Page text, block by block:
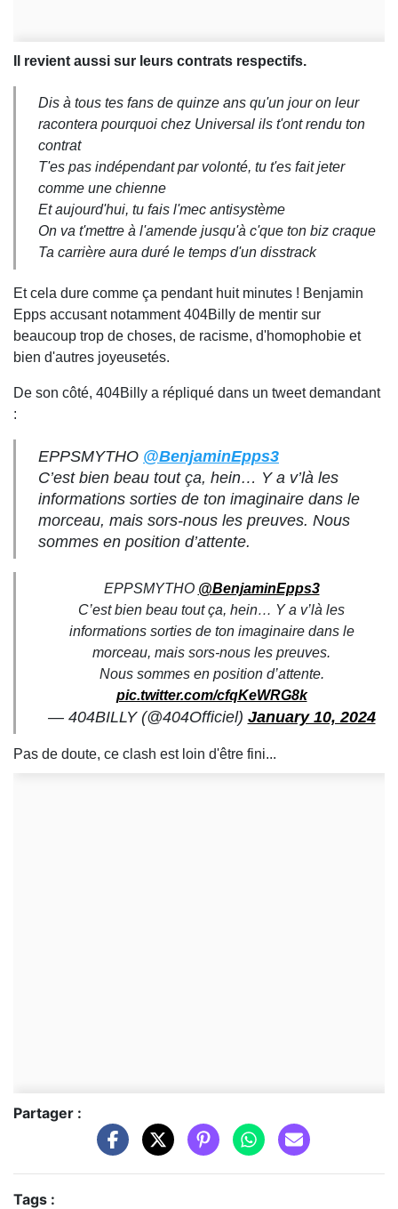
Il revient aussi sur leurs contrats respectifs.
Dis à tous tes fans de quinze ans qu'un jour on leur
racontera pourquoi chez Universal ils t'ont rendu ton
contrat
T'es pas indépendant par volonté, tu t'es fait jeter
comme une chienne
Et aujourd'hui, tu fais l'mec antisystème
On va t'mettre à l'amende jusqu'à c'que ton biz craque
Ta carrière aura duré le temps d'un disstrack
Et cela dure comme ça pendant huit minutes ! Benjamin
Epps accusant notamment 404Billy de mentir sur
beaucoup trop de choses, de racisme, d'homophobie et
bien d'autres joyeusetés.
De son côté, 404Billy a répliqué dans un tweet demandant
:
EPPSMYTHO @BenjaminEpps3
C’est bien beau tout ça, hein… Y a v’là les
informations sorties de ton imaginaire dans le
morceau, mais sors-nous les preuves. Nous
sommes en position d’attente.
EPPSMYTHO @BenjaminEpps3
C’est bien beau tout ça, hein… Y a v’là les
informations sorties de ton imaginaire dans le
morceau, mais sors-nous les preuves.
Nous sommes en position d’attente.
pic.twitter.com/cfqKeWRG8k
— 404BILLY (@404Officiel) January 10, 2024
Pas de doute, ce clash est loin d'être fini...
Partager :
Tags :